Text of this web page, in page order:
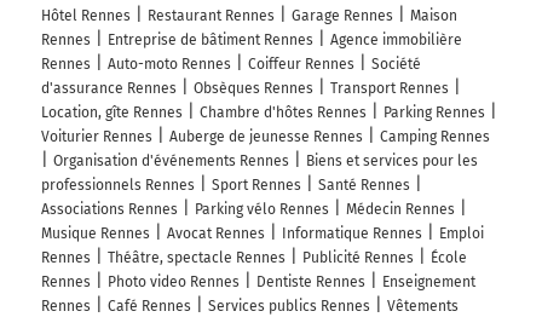
Hôtel Rennes Restaurant Rennes Garage Rennes
Maison
Rennes
Entreprise de bâtiment Rennes
Agence immobilière
Rennes
Auto-moto Rennes Coiffeur Rennes
Société
d'assurance Rennes
Obsèques Rennes
Transport Rennes
Location, gîte Rennes
Chambre d'hôtes Rennes
Parking Rennes
Voiturier Rennes
Auberge de jeunesse Rennes
Camping Rennes
Organisation d'événements Rennes
Biens et services pour les
professionnels Rennes
Sport Rennes
Santé Rennes
Associations Rennes
Parking vélo Rennes
Médecin Rennes
Musique Rennes
Avocat Rennes Informatique Rennes
Emploi
Rennes
Théâtre, spectacle Rennes Publicité Rennes
École
Rennes
Photo video Rennes Dentiste Rennes
Enseignement
Rennes
Café Rennes Services publics Rennes
Vêtements